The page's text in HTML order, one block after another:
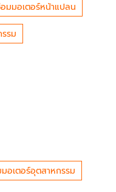
มมอเตอร์หน้าแปลน
รม
อเตอร์อุตสาหกรรม